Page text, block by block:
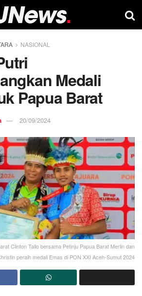
NASIONAL
Medali
Papua Barat
20/09/2024
Clinton Tallo bersama Petinju Papua Barat Merlin dan
peraih medali Emas di PON XXI Aceh-Sumut 2024